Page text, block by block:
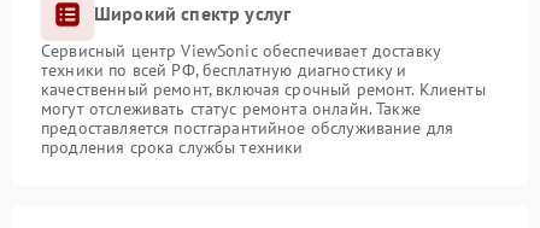
Широкий спектр услуг
Сервисный центр ViewSonic обеспечивает доставку
техники по всей РФ, бесплатную диагностику и
качественный ремонт, включая срочный ремонт. Клиенты
могут отслеживать статус ремонта онлайн. Также
предоставляется постгарантийное обслуживание для
продления срока службы техники